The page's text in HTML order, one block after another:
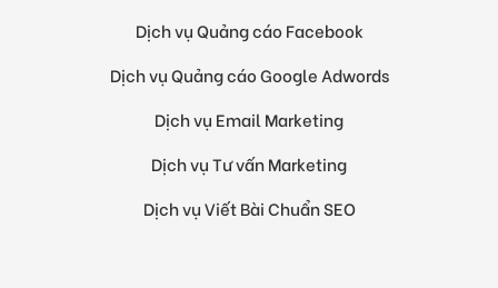
Dịch vụ Quảng cáo Facebook
Dịch vụ Quảng cáo Google Adwords
Dịch vụ Email Marketing
Dịch vụ Tư vấn Marketing
Dịch vụ Viết Bài Chuẩn SEO